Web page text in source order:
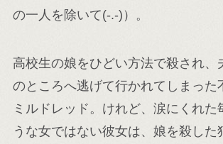
の一人を除いて(-.-)）。
高校生の娘をひどい方法で殺され、
のところへ逃げて行かれてしまった
ミルドレッド。けれど、涙にくれた
うな女ではない彼女は、娘を殺した